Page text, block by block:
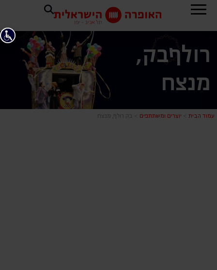
בק רולף,
רולףבק,
מנצח
עמוד הבית > יוצרים ומשתתפים > בק רולף, מנצח